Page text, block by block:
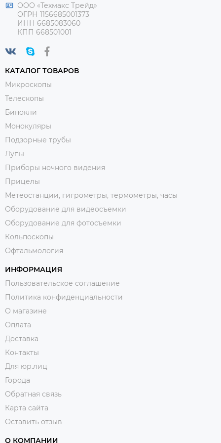
ООО «Техмакс Трейд»
ОГРН 1156685001373
ИНН 6685083060
КПП 668501001
КАТАЛОГ ТОВАРОВ
Микроскопы
Телескопы
Бинокли
Монокуляры
Подзорные трубы
Лупы
Приборы ночного видения
Прицелы
Метеостанции, гигрометры, термометры, часы
Оборудование для видеосъемки
Оборудование для фотосъемки
Кольпоскопы
Офтальмология
ИНФОРМАЦИЯ
Пользовательское соглашение
Политика конфиденциальности
О магазине
Оплата
Доставка
Контакты
Для юр.лиц
Города
Обратная связь
Карта сайта
Оставить отзыв
О КОМПАНИИ